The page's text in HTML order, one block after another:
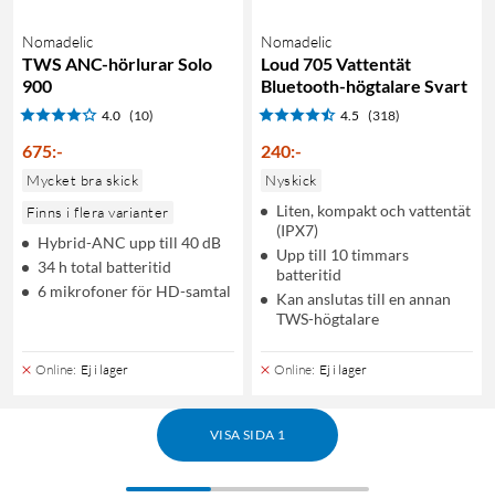
Nomadelic
TWS ANC-hörlurar Solo
900
4.0 (10)
675:-
Mycket bra skick
Finns i flera varianter
Hybrid-ANC upp till 40 dB
34 h total batteritid
6 mikrofoner för HD-samtal
Online: Ej i lager
Nomadelic
Loud 705 Vattentät
Bluetooth-högtalare Svart
4.5 (318)
240:-
Nyskick
Liten, kompakt och vattentät
(IPX7)
Upp till 10 timmars
batteritid
Kan anslutas till en annan
TWS-högtalare
Online: Ej i lager
VISA SIDA 1